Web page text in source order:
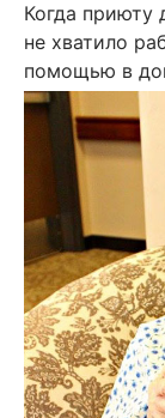
Когда
не хватило
помощью в